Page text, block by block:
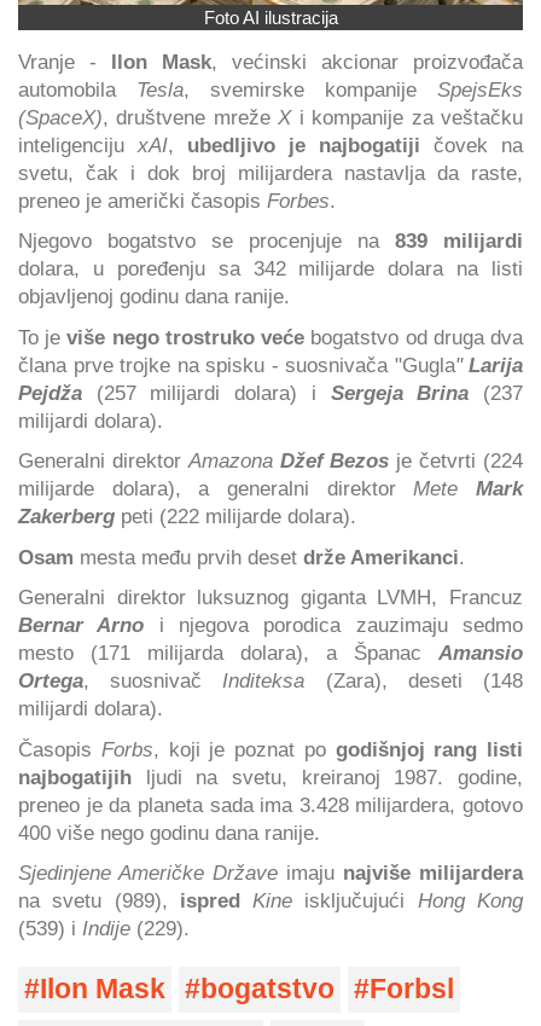
Foto AI ilustracija
Vranje - Ilon Mask, većinski akcionar proizvođača
automobila Tesla, svemirske kompanije SpejsEks
(SpaceX), društvene mrežeXi kompanije za veštačku
inteligenciju xAI, ubedljivo je najbogatiji čovek na
svetu, čak i dok broj milijardera nastavlja da raste,
preneo je američki časopis Forbes.
Njegovo bogatstvo se procenjuje na 839 milijardi
dolara, u poređenju sa 342 milijarde dolara na listi
objavljenoj godinu dana ranije.
To jeviše nego trostruko veće bogatstvo od druga dva
člana prve trojke na spisku - suosnivača "Gugla" Larija
Pejdža (257 milijardi dolara) i Sergeja Brina (237
milijardi dolara).
Generalni direktor Amazona Džef Bezos je četvrti (224
milijarde dolara), a generalni direktorMete
Mark
Zakerberg peti (222 milijarde dolara).
Osam mesta među prvih deset drže Amerikanci.
Generalni direktor luksuznog giganta LVMH, Francuz
Bernar Arno i njegova porodica zauzimaju sedmo
mesto (171 milijarda dolara), a Španac Amansio
Ortega, suosnivač Inditeksa (Zara), deseti (148
milijardi dolara).
Časopis Forbs, koji je poznat po godišnjoj rang listi
najbogatijih ljudi na svetu, kreiranoj 1987. godine,
preneo je da planeta sada ima 3.428 milijardera, gotovo
400 više nego godinu dana ranije.
Sjedinjene Američke Države imaju najviše milijardera
na svetu (989), ispredKine isključujući Hong Kong
(539) i Indije (229).
Ilon Mask bogatstvo
Forbsl